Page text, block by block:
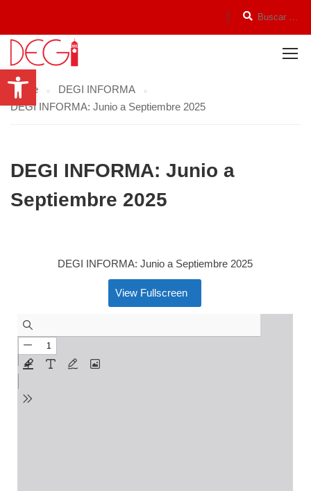
Open toolbar
Home
DEGI INFORMA
DEGI INFORMA: Junio a Septiembre 2025
DEGI INFORMA: Junio a
Septiembre 2025
DEGI INFORMA: Junio a Septiembre 2025
View Fullscreen